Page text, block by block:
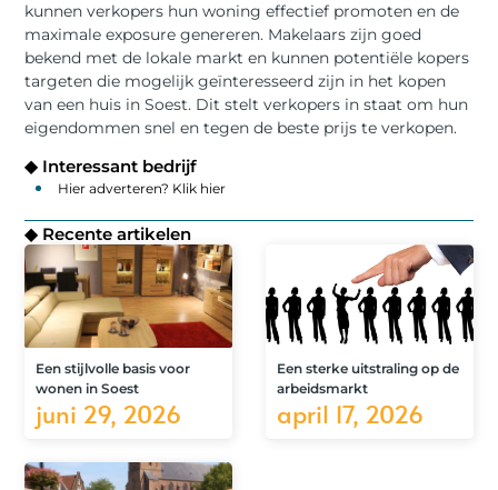
kunnen verkopers hun woning effectief promoten en de
maximale exposure genereren. Makelaars zijn goed
bekend met de lokale markt en kunnen potentiële kopers
targeten die mogelijk geïnteresseerd zijn in het kopen
van een huis in Soest. Dit stelt verkopers in staat om hun
eigendommen snel en tegen de beste prijs te verkopen.
◆ Interessant bedrijf
Hier adverteren? Klik hier
◆ Recente artikelen
Een stijlvolle basis voor
wonen in Soest
juni 29, 2026
Een sterke uitstraling op de
arbeidsmarkt
april 17, 2026